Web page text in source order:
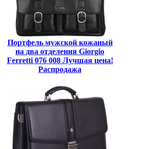
Портфель мужской кожаный
на два отделения Giorgio
Ferretti 076 008 Лучшая цена!
Распродажа